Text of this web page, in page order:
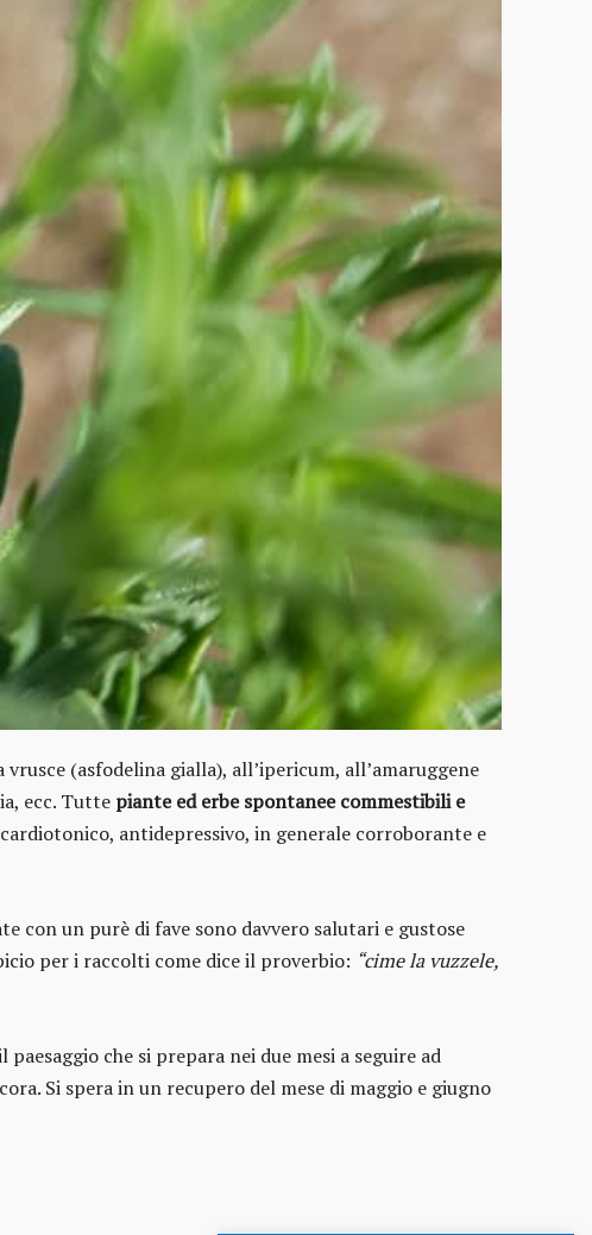
(asfodelina gialla), all’ipericum, all’amaruggene
ecc. Tutte piante ed erbe spontanee commestibili e
antidepressivo, in generale corroborante e
con un purè di fave sono davvero salutari e gustose
per i raccolti come dice il proverbio: “cime la vuzzele,
che si prepara nei due mesi a seguire ad
Si spera in un recupero del mese di maggio e giugno